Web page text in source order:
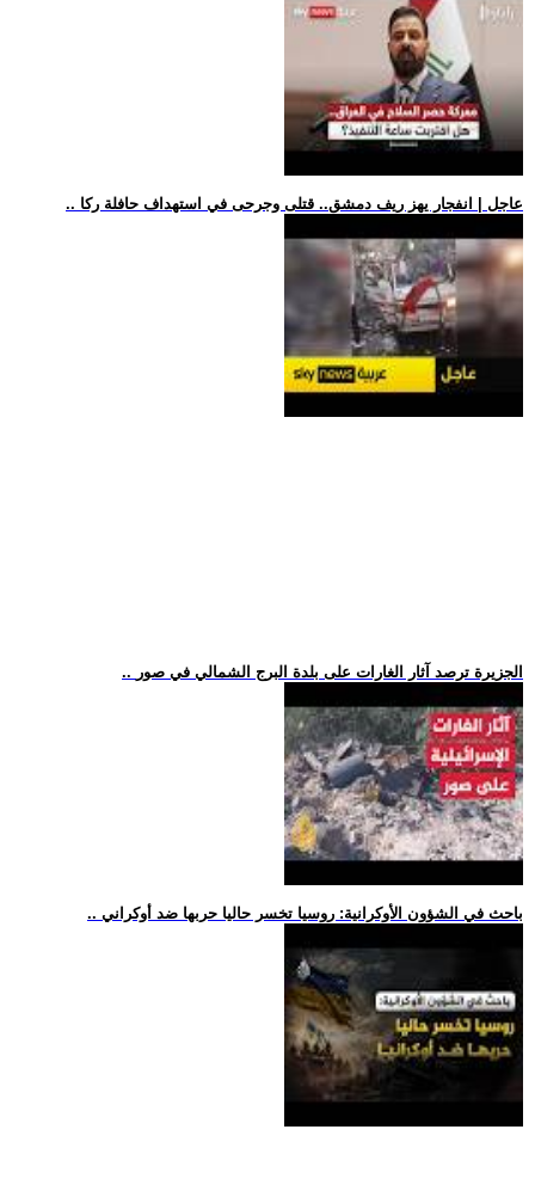
.. عاجل | انفجار يهز ريف دمشق.. قتلى وجرحى في استهداف حافلة ركا
.. الجزيرة ترصد آثار الغارات على بلدة البرج الشمالي في صور
.. باحث في الشؤون الأوكرانية: روسيا تخسر حاليا حربها ضد أوكراني